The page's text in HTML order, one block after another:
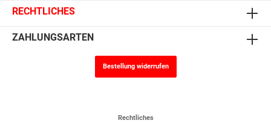
RECHTLICHES
ZAHLUNGSARTEN
Bestellung widerrufen
Rechtliches